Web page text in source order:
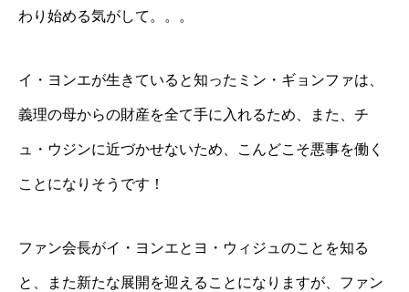
わり始める気がして。。。
イ・ヨンエが生きていると知ったミン・ギョンファは、
義理の母からの財産を全て手に入れるため、また、チ
ュ・ウジンに近づかせないため、こんどこそ悪事を働く
ことになりそうです！
ファン会長がイ・ヨンエとヨ・ウィジュのことを知る
と、また新たな展開を迎えることになりますが、ファン